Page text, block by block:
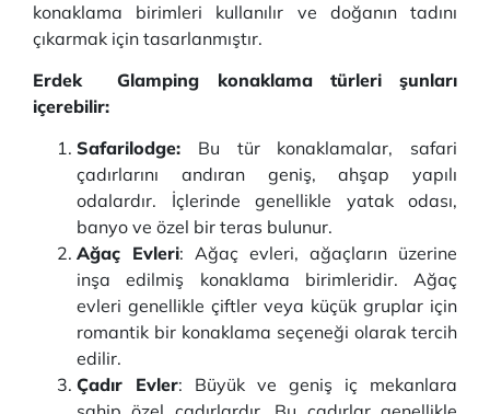
konaklama birimleri kullanılır ve doğanın tadını
çıkarmak için tasarlanmıştır.
Erdek Glamping konaklama türleri şunları
içerebilir:
Safarilodge: Bu tür konaklamalar, safari
çadırlarını andıran geniş, ahşap yapılı
odalardır. İçlerinde genellikle yatak odası,
banyo ve özel bir teras bulunur.
Ağaç Evleri: Ağaç evleri, ağaçların üzerine
inşa edilmiş konaklama birimleridir. Ağaç
evleri genellikle çiftler veya küçük gruplar için
romantik bir konaklama seçeneği olarak tercih
edilir.
Çadır Evler: Büyük ve geniş iç mekanlara